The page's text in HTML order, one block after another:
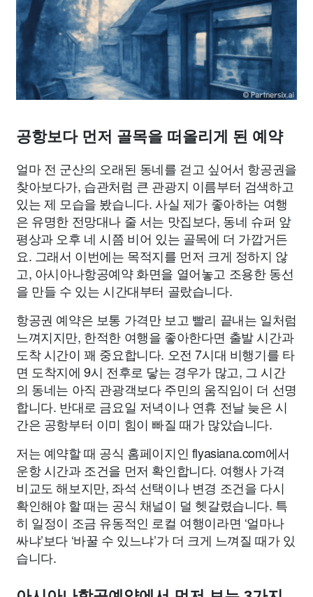
공항보다 먼저 골목을 떠올리게 된 예약
얼마 전 군산의 오래된 동네를 걷고 싶어서 항공권을
찾아보다가, 습관처럼 큰 관광지 이름부터 검색하고
있는 제 모습을 봤습니다. 사실 제가 좋아하는 여행
은 유명한 전망대나 줄 서는 맛집보다, 동네 슈퍼 앞
평상과 오후 네 시쯤 비어 있는 골목에 더 가깝거든
요. 그래서 이번에는 목적지를 먼저 크게 정하지 않
고, 아시아나항공예약 화면을 열어놓고 조용한 동선
을 만들 수 있는 시간대부터 골랐습니다.
항공권 예약은 보통 가격만 보고 빨리 끝내는 일처럼
느껴지지만, 한적한 여행을 좋아한다면 출발 시간과
도착 시간이 꽤 중요합니다. 오전 7시대 비행기를 타
면 도착지에 9시 전후로 닿는 경우가 많고, 그 시간
의 동네는 아직 관광객보다 주민의 움직임이 더 선명
합니다. 반대로 금요일 저녁이나 연휴 전날 늦은 시
간은 공항부터 이미 힘이 빠질 때가 많았습니다.
저는 예약할 때 공식 홈페이지인 flyasiana.com에서
운항 시간과 조건을 먼저 확인합니다. 여행사 가격
비교도 해보지만, 좌석 선택이나 변경 조건을 다시
확인해야 할 때는 공식 채널이 덜 헷갈렸습니다. 특
히 일정이 조금 유동적인 로컬 여행이라면 ‘얼마나
싸냐’보다 ‘바꿀 수 있느냐’가 더 크게 느껴질 때가 있
습니다.